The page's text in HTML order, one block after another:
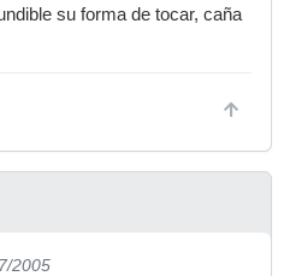
su forma de tocar, caña
2005